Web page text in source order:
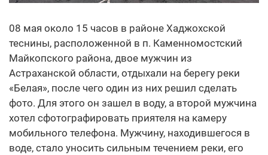
08 мая около 15 часов в районе Хаджохской
теснины, расположенной в п. Каменномостский
Майкопского района, двое мужчин из
Астраханской области, отдыхали на берегу реки
«Белая», после чего один из них решил сделать
фото. Для этого он зашел в воду, а второй мужчина
хотел сфотографировать приятеля на камеру
мобильного телефона. Мужчину, находившегося в
воде, стало уносить сильным течением реки, его